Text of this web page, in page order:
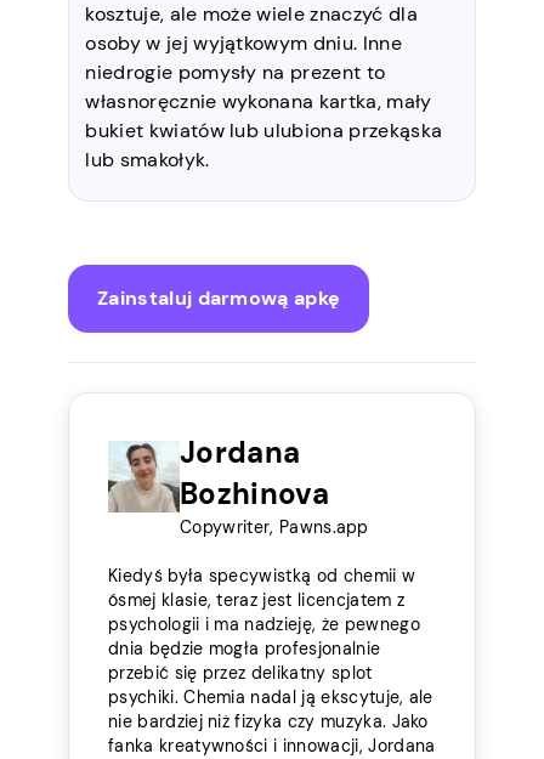
kosztuje, ale może wiele znaczyć dla
osoby w jej wyjątkowym dniu. Inne
niedrogie pomysły na prezent to
własnoręcznie wykonana kartka, mały
bukiet kwiatów lub ulubiona przekąska
lub smakołyk.
Zainstaluj darmową apkę
Jordana
Bozhinova
Copywriter, Pawns.app
Kiedyś była specywistką od chemii w
ósmej klasie, teraz jest licencjatem z
psychologii i ma nadzieję, że pewnego
dnia będzie mogła profesjonalnie
przebić się przez delikatny splot
psychiki. Chemia nadal ją ekscytuje, ale
nie bardziej niż fizyka czy muzyka. Jako
fanka kreatywności i innowacji, Jordana